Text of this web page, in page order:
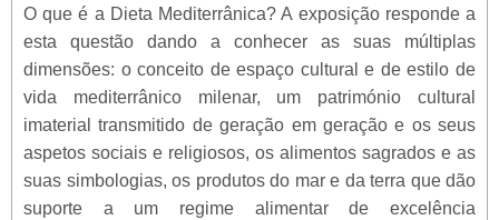
O que é a Dieta Mediterrânica? A exposição responde a
esta questão dando a conhecer as suas múltiplas
dimensões: o conceito de espaço cultural e de estilo de
vida mediterrânico milenar, um património cultural
imaterial transmitido de geração em geração e os seus
aspetos sociais e religiosos, os alimentos sagrados e as
suas simbologias, os produtos do mar e da terra que dão
suporte a um regime alimentar de excelência